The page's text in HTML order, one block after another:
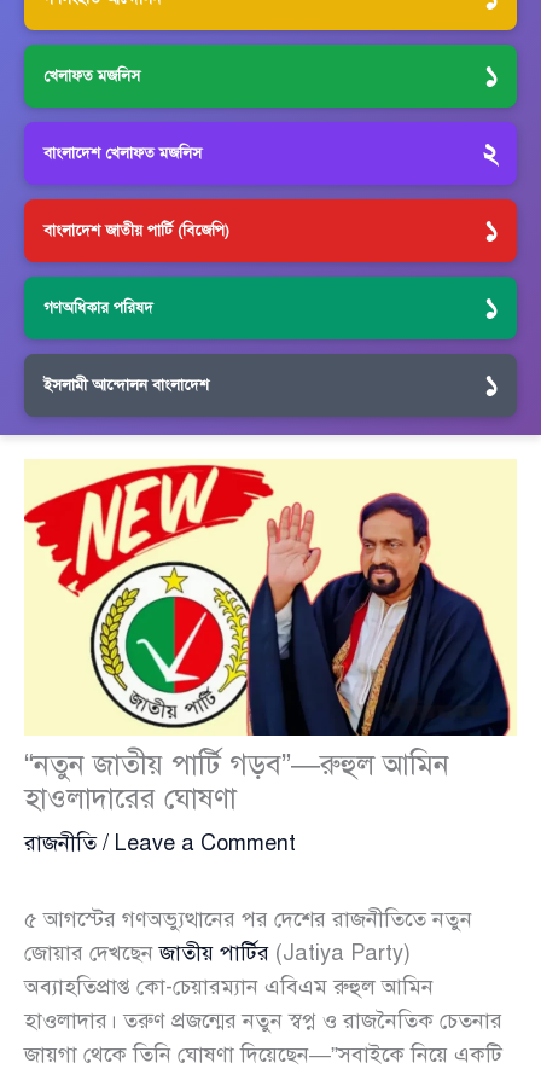
খেলাফত মজলিস ১
বাংলাদেশ খেলাফত মজলিস ২
বাংলাদেশ জাতীয় পার্টি (বিজেপি) ১
গণঅধিকার পরিষদ ১
ইসলামী আন্দোলন বাংলাদেশ ১
“নতুন জাতীয় পার্টি গড়ব”—রুহুল আমিন
হাওলাদারের ঘোষণা
রাজনীতি/ Leave a Comment
৫ আগস্টের গণঅভ্যুত্থানের পর দেশের রাজনীতিতে নতুন
জোয়ার দেখছেনজাতীয় পার্টির (Jatiya Party)
অব্যাহতিপ্রাপ্ত কো-চেয়ারম্যান এবিএম রুহুল আমিন
হাওলাদার। তরুণ প্রজন্মের নতুন স্বপ্ন ও রাজনৈতিক চেতনার
জায়গা থেকে তিনি ঘোষণা দিয়েছেন—”সবাইকে নিয়ে একটি